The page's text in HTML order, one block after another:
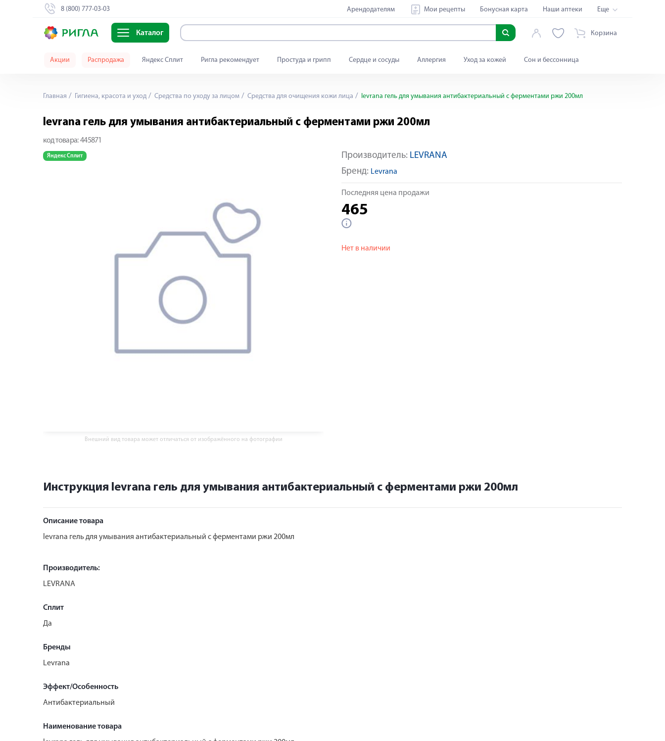
8 (800) 777-03-03 Арендодателям Мои рецепты Бонусная карта Наши аптеки Еще
Каталог Корзина
Акции Распродажа Яндекс Сплит Ригла рекомендует Простуда и грипп Сердце и сосуды Аллергия Уход за кожей Сон и бессонница
Главная Гигиена, красота и уход Средства по уходу за лицом Средства для очищения кожи лица levrana гель для умывания антибактериальный с ферментами ржи 200мл
levrana гель для умывания антибактериальный с ферментами ржи 200мл
код товара: 445871
Яндекс Сплит
Внешний вид товара может отличаться от изображённого на фотографии
Производитель: LEVRANA
Бренд: Levrana
Последняя цена продажи
465
Нет в наличии
Инструкция levrana гель для умывания антибактериальный с ферментами ржи 200мл
Описание товара
levrana гель для умывания антибактериальный с ферментами ржи 200мл
Производитель:
LEVRANA
Сплит
Да
Бренды
Levrana
Эффект/Особенность
Антибактериальный
Наименование товара